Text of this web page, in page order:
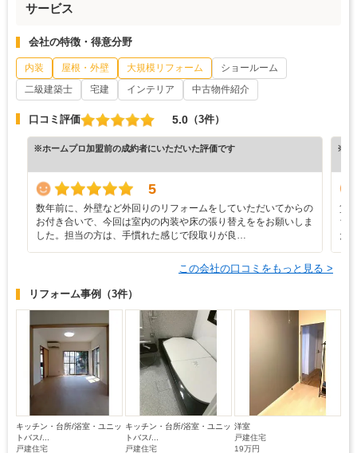
サービス
会社の特徴・得意分野
内装 屋根・外壁 大規模リフォーム
ショールーム
二級建築士
宅建 インテリア 中古物件紹介
口コミ評価 5.0 （3件）
※ホームプロ加盟前の成約者にいただいた評価です
5
数年前に、外壁など外回りのリフォームをしていただいてからの
お付き合いで、今回は室内の内装や床の張り替えををお願いしま
した。担当の方は、手慣れた感じで段取りが良…
※ホ
賃
ち
た
この会社の口コミをもっと見る >
リフォーム事例 （3件）
キッチン・台所/浴室・ユニッ
トバス/...
戸建住宅
キッチン・台所/浴室・ユニッ
トバス/...
戸建住宅
洋室
戸建住宅
19万円